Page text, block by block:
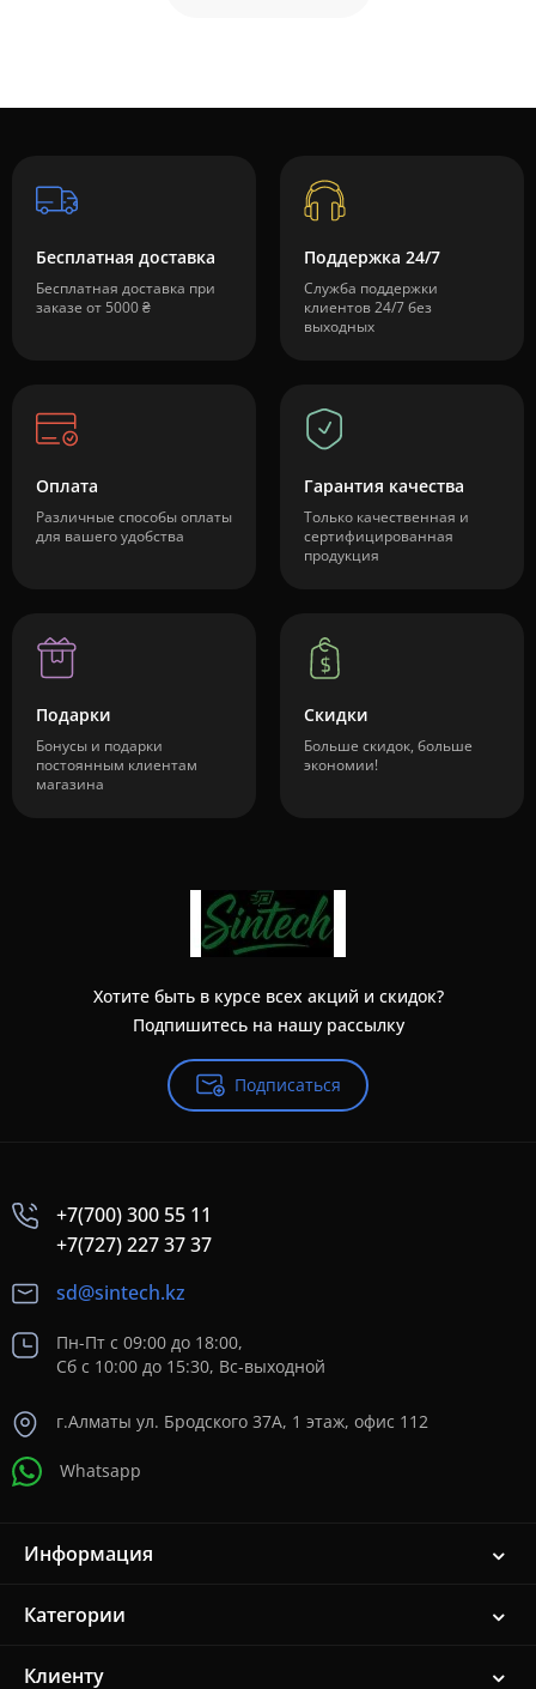
Бесплатная доставка
Бесплатная доставка при
заказе от 5000 ₴
Поддержка 24/7
Служба поддержки
клиентов 24/7 без
выходных
Оплата
Различные способы оплаты
для вашего удобства
Гарантия качества
Только качественная и
сертифицированная
продукция
Подарки
Бонусы и подарки
постоянным клиентам
магазина
Скидки
Больше скидок, больше
экономии!
Хотите быть в курсе всех акций и скидок?
Подпишитесь на нашу рассылку
Подписаться
+7(700) 300 55 11
+7(727) 227 37 37
sd@sintech.kz
Пн-Пт с 09:00 до 18:00,
Сб с 10:00 до 15:30, Вс-выходной
г.Алматы ул. Бродского 37A, 1 этаж, офис 112
Whatsapp
Информация
Категории
Клиенту